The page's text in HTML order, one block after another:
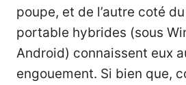
poupe, et de l’autre coté
portable hybrides (sous
Android) connaissent eux
engouement. Si bien que,